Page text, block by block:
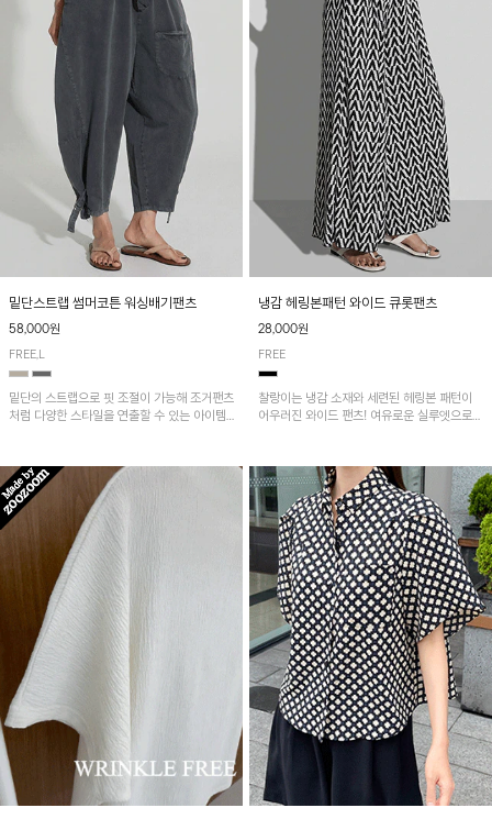
밑단스트랩 썸머코튼 워싱배기팬츠
58,000원
FREE,L
밑단의 스트랩으로 핏 조절이 가능해 조거팬츠
처럼 다양한 스타일을 연출할 수 있는 아이템!
냉감 헤링본패턴 와이드 큐롯팬츠
28,000원
FREE
찰랑이는 냉감 소재와 세련된 헤링본 패턴이
어우러진 와이드 팬츠! 여유로운 실루엣으로
다.